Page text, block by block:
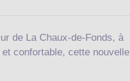
de La Chaux-de-Fonds, à
et confortable, cette nouvelle